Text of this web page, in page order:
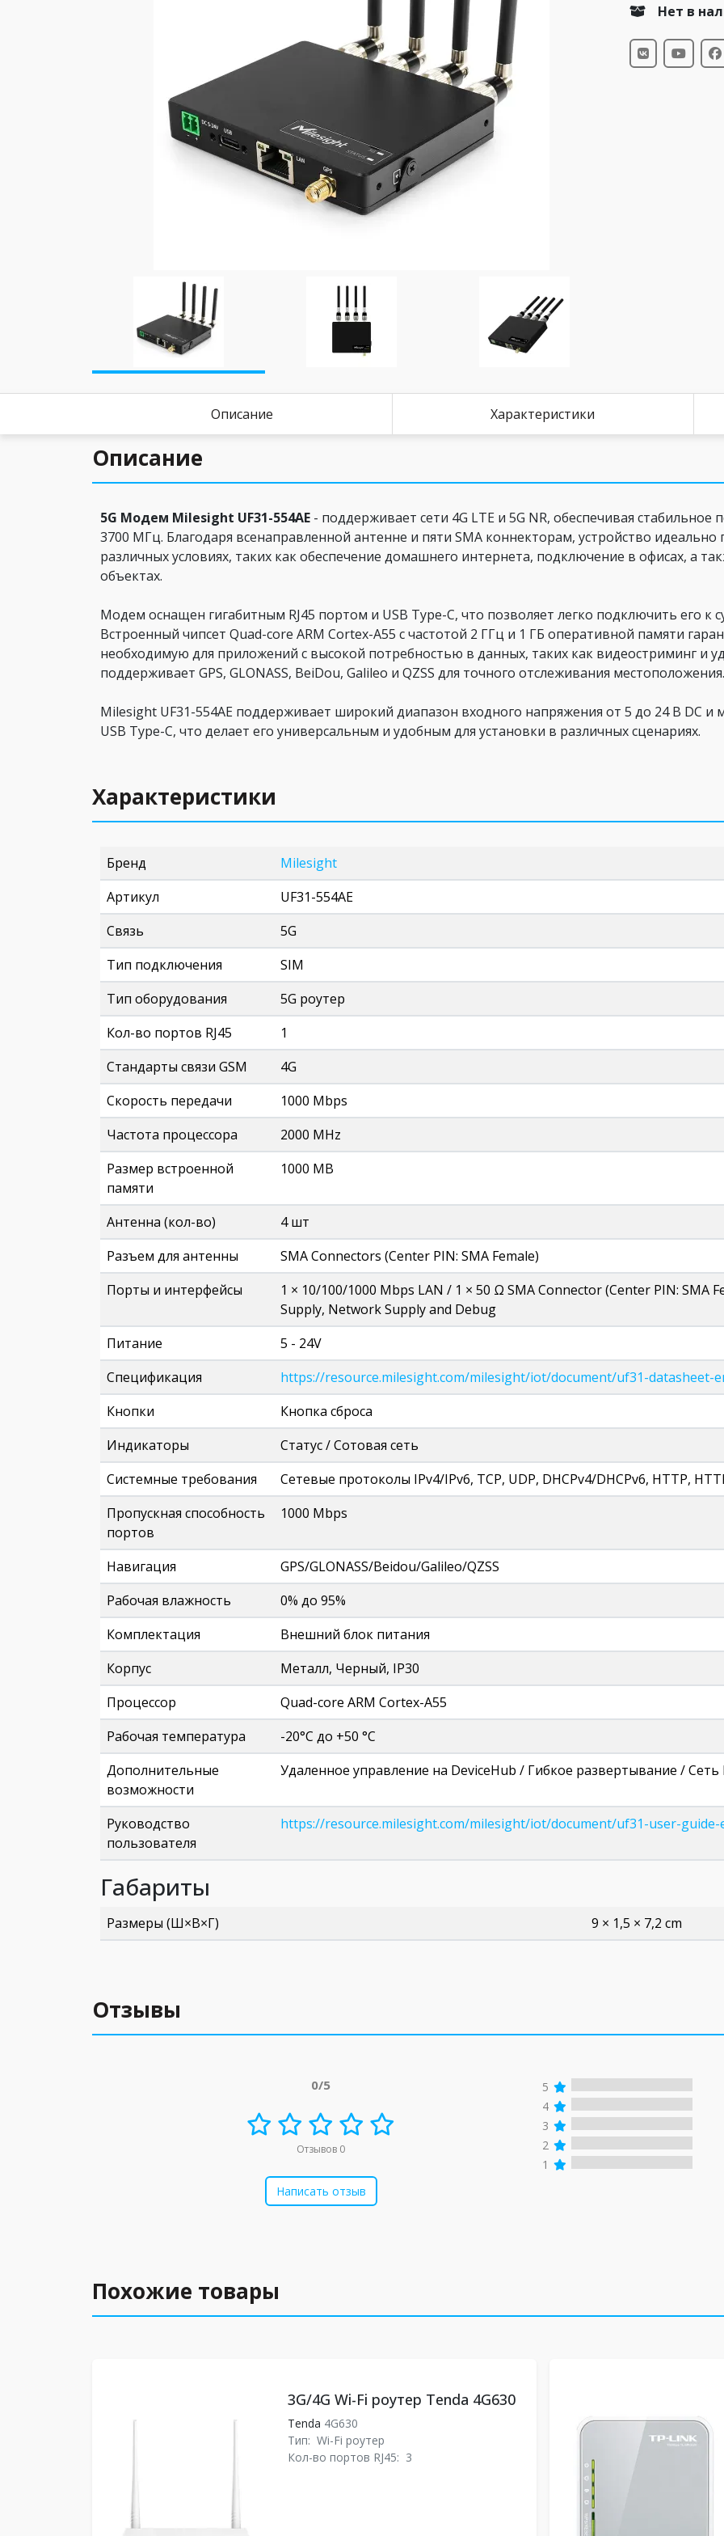
Нет в
Описание Характеристики
Описание
5G Модем Milesight UF31-554AE - поддерживает сети 4G LTE и 5G NR, обеспечивая
3700 МГц. Благодаря всенаправленной антенне и пяти SMA коннекторам, устройство идеально
различных условиях, таких как обеспечение домашнего интернета, подключение в офисах, а
объектах.
Модем оснащен гигабитным RJ45 портом и USB Type-C, что позволяет легко подключить его к
Встроенный чипсет Quad-core ARM Cortex-A55 с частотой 2 ГГц и 1 ГБ оперативной памяти
необходимую для приложений с высокой потребностью в данных, таких как видеостриминг и
поддерживает GPS, GLONASS, BeiDou, Galileo и QZSS для точного отслеживания местоположения.
Milesight UF31-554AE поддерживает широкий диапазон входного напряжения от 5 до 24 В DC и
USB Type-C, что делает его универсальным и удобным для установки в различных сценариях.
Характеристики
Бренд
Milesight
Артикул
UF31-554AE
Связь
5G
Тип подключения
SIM
Тип оборудования
5G роутер
Кол-во портов RJ45
1
Стандарты связи GSM
4G
Скорость передачи
1000 Mbps
Частота процессора
2000 MHz
Размер встроенной
памяти
1000 MB
Антенна (кол-во)
4 шт
Разъем для антенны
SMA Connectors (Center PIN: SMA Female)
Порты и интерфейсы
1 × 10/100/1000 Mbps LAN / 1 × 50 Ω SMA Connector (Center PIN: SMA
Supply, Network Supply and Debug
Питание
5 - 24V
Спецификация
https://resource.milesight.com/milesight/iot/document/uf31-datasheet-
Кнопки
Кнопка сброса
Индикаторы
Статус / Сотовая сеть
Системные требования
Сетевые протоколы IPv4/IPv6, TCP, UDP, DHCPv4/DHCPv6, HTTP,
Пропускная способность
портов
1000 Mbps
Навигация
GPS/GLONASS/Beidou/Galileo/QZSS
Рабочая влажность
0% до 95%
Комплектация
Внешний блок питания
Корпус
Металл, Черный, IP30
Процессор
Quad-core ARM Cortex-A55
Рабочая температура
-20°C до +50 °C
Дополнительные
возможности
Удаленное управление на DeviceHub / Гибкое развертывание / Сеть
Руководство
пользователя
https://resource.milesight.com/milesight/iot/document/uf31-user-guide-
Габариты
Размеры (Ш×В×Г) 9 × 1,5 × 7,2 cm
Отзывы
0/5
Отзывов 0
Написать отзыв
5
4
3
2
1
Похожие товары
3G/4G Wi-Fi роутер Tenda 4G630
Tenda 4G630
Тип: Wi-Fi роутер
Кол-во портов RJ45: 3